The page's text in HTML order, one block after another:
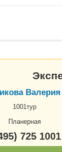
Валерия
1001тур
Планерная
725 1001